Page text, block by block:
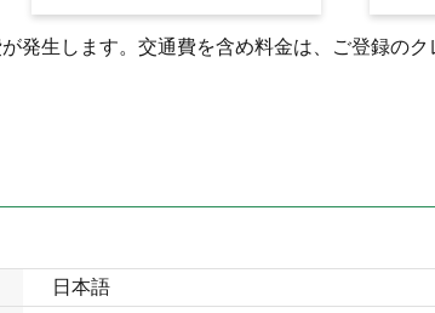
発生します。交通費を含め料金は、ご登録の
日本語